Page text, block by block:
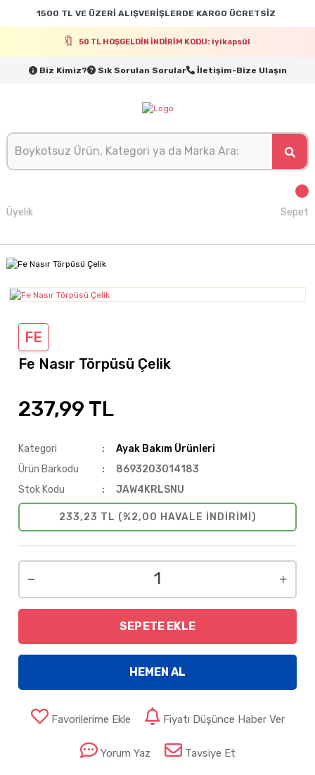
1500 TL VE ÜZERİ ALIŞVERİŞLERDE KARGO ÜCRETSİZ
50 TL HOŞGELDİN İNDİRİM KODU: iyikapsül
Biz Kimiz? Sık Sorulan Sorular İletişim-Bize Ulaşın
Üyelik Sepet
FE
Fe Nasır Törpüsü Çelik
237,99 TL
Kategori
Ayak Bakım Ürünleri
Ürün Barkodu
8693203014183
Stok Kodu
JAW4KRLSNU
233,23 TL (%2,00 HAVALE INDIRIMI)
SEPETE EKLE
HEMEN AL
Favorilerime Ekle Fiyatı Düşünce Haber Ver
Yorum Yaz Tavsiye Et